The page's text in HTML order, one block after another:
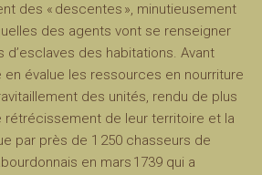
des « descentes », minutieusement
des agents vont se renseigner
d’esclaves des habitations. Avant
en évalue les ressources en nourriture
des unités, rendu de plus
rétrécissement de leur territoire et la
par près de 1 250 chasseurs de
en mars 1739 qui a